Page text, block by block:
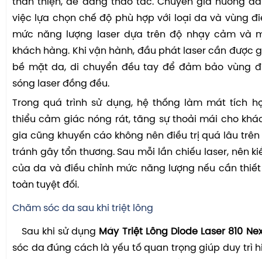
thân thiện, dễ dàng thao tác. Chuyên gia hướng
việc lựa chọn chế độ phù hợp với loại da và vùng
mức năng lượng laser dựa trên độ nhạy cảm và
khách hàng. Khi vận hành, đầu phát laser cần được
bề mặt da, di chuyển đều tay để đảm bảo vùng
sóng laser đồng đều.
Trong quá trình sử dụng, hệ thống làm mát tích
thiểu cảm giác nóng rát, tăng sự thoải mái cho
gia cũng khuyến cáo không nên điều trị quá lâu
tránh gây tổn thương. Sau mỗi lần chiếu laser, nên
của da và điều chỉnh mức năng lượng nếu cần
toàn tuyệt đối.
Chăm sóc da sau khi triệt lông
Sau khi sử dụng Máy Triệt Lông Diode Laser 810
sóc da đúng cách là yếu tố quan trọng giúp duy trì